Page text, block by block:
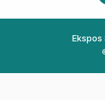
Ekspos